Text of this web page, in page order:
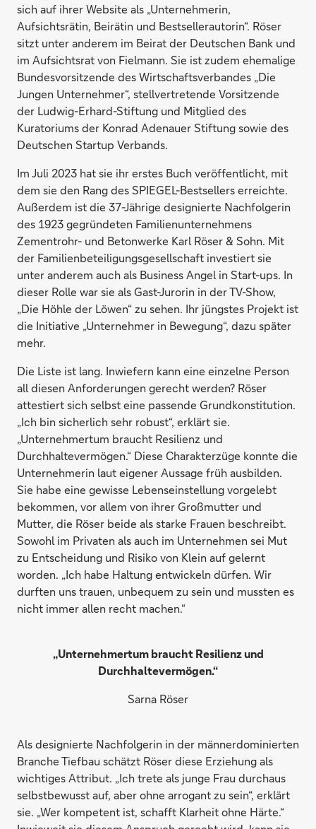
sich auf ihrer Website als „Unternehmerin,
Aufsichtsrätin, Beirätin und Bestsellerautorin“. Röser
sitzt unter anderem im Beirat der Deutschen Bank und
im Aufsichtsrat von Fielmann. Sie ist zudem ehemalige
Bundesvorsitzende des Wirtschaftsverbandes „Die
Jungen Unternehmer“, stellvertretende Vorsitzende
der Ludwig-Erhard-Stiftung und Mitglied des
Kuratoriums der Konrad Adenauer Stiftung sowie des
Deutschen Startup Verbands.
Im Juli 2023 hat sie ihr erstes Buch veröffentlicht, mit
dem sie den Rang des SPIEGEL-Bestsellers erreichte.
Außerdem ist die 37-Jährige designierte Nachfolgerin
des 1923 gegründeten Familienunternehmens
Zementrohr- und Betonwerke Karl Röser & Sohn. Mit
der Familienbeteiligungsgesellschaft investiert sie
unter anderem auch als Business Angel in Start-ups. In
dieser Rolle war sie als Gast-Jurorin in der TV-Show,
„Die Höhle der Löwen“ zu sehen. Ihr jüngstes Projekt ist
die Initiative „Unternehmer in Bewegung“, dazu später
mehr.
Die Liste ist lang. Inwiefern kann eine einzelne Person
all diesen Anforderungen gerecht werden? Röser
attestiert sich selbst eine passende Grundkonstitution.
„Ich bin sicherlich sehr robust“, erklärt sie.
„Unternehmertum braucht Resilienz und
Durchhaltevermögen.“ Diese Charakterzüge konnte die
Unternehmerin laut eigener Aussage früh ausbilden.
Sie habe eine gewisse Lebenseinstellung vorgelebt
bekommen, vor allem von ihrer Großmutter und
Mutter, die Röser beide als starke Frauen beschreibt.
Sowohl im Privaten als auch im Unternehmen sei Mut
zu Entscheidung und Risiko von Klein auf gelernt
worden. „Ich habe Haltung entwickeln dürfen. Wir
durften uns trauen, unbequem zu sein und mussten es
nicht immer allen recht machen.“
„Unternehmertum braucht Resilienz und
Durchhaltevermögen.“
Sarna Röser
Als designierte Nachfolgerin in der männerdominierten
Branche Tiefbau schätzt Röser diese Erziehung als
wichtiges Attribut. „Ich trete als junge Frau durchaus
selbstbewusst auf, aber ohne arrogant zu sein“, erklärt
sie. „Wer kompetent ist, schafft Klarheit ohne Härte.“